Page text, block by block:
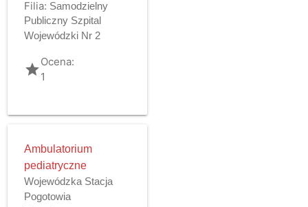
Filia: Samodzielny
Publiczny Szpital
Wojewódzki Nr 2
gradeOcena:
1
Ambulatorium
pediatryczne
Wojewódzka Stacja
Pogotowia